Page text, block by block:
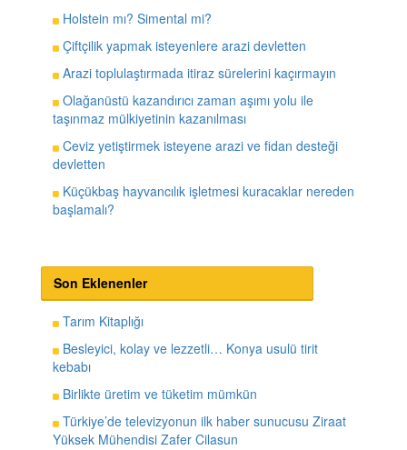
Holstein mı? Simental mi?
Çiftçilik yapmak isteyenlere arazi devletten
Arazi toplulaştırmada itiraz sürelerini kaçırmayın
Olağanüstü kazandırıcı zaman aşımı yolu ile
taşınmaz mülkiyetinin kazanılması
Ceviz yetiştirmek isteyene arazi ve fidan desteği
devletten
Küçükbaş hayvancılık işletmesi kuracaklar nereden
başlamalı?
Son Eklenenler
Tarım Kitaplığı
Besleyici, kolay ve lezzetli… Konya usulü tirit
kebabı
Birlikte üretim ve tüketim mümkün
Türkiye’de televizyonun ilk haber sunucusu Ziraat
Yüksek Mühendisi Zafer Cilasun